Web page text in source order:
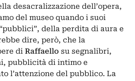
desacralizzazione dell’opera,
del museo quando i suoi
della perdita di aura e
dire, però, che la
di Raffaello su segnalibri,
pubblicità di intimo e
l’attenzione del pubblico. La